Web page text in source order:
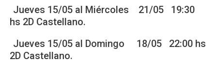
Jueves 15/05 al Miércoles 21/05 19:30
hs 2D Castellano.
Jueves 15/05 al Domingo 18/05 22:00 hs
2D Castellano.